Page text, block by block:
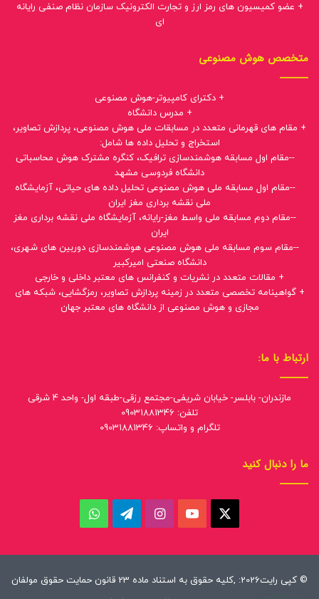
+ عضو کمیسیون های رمز ارز و تجارت الکترونیک سازمان نظام صنفی رایانه
ای
متخصص هوش مصنوعی
+ دکترای کامپیوتر-هوش مصنوعی
+ مدرس دانشگاه
+ مقام های قهرمانی متعدد در مسابقات ملی هوش مصنوعی، پردازش تصاویر،
استخراج و تحلیل داده ها شامل:
--مقام اول مسابقه هوشمندسازی ترافیک، کنگره مشترک هوش محاسباتی
دانشگاه فردوسی مشهد
--مقام اول مسابقه ملی هوش مصنوعی تحلیل داده های حیاتی، آزمایشگاه
ملی نقشه برداری مغز ایران
--مقام دوم مسابقه ملی واسط مغز-رایانه، آزمایشگاه ملی نقشه برداری مغز
ایران
--مقام سوم مسابقه ملی هوش مصنوعی هوشمندسازی دوربین های شهری،
دانشگاه صنعتی امیرکبیر
+ مقالات متعدد در نشریات و کنفرانس های معتبر داخلی و خارجی
+ گواهینامه تخصصی متعدد در زمینه پردازش تصاویر، رمزگشایی، شبکه های
مجازی و هوش مصنوعی از دانشگاه های معتبر جهان
ارتباط با ما:
مازندران- بابلسر- خیابان شریفی-مجتمع رزقی-طبقه اول- واحد 4 شرقی
تلفن: 09031881346
تلگرام و واتساپ: 09031881346
ما را دنبال کنید
ایکس یوتیوب اینستاگرام
تلگرام
© کپی رایت2026: ,کلیه حقوق به استناد ماده 23 قانون حمایت حقوق مولفان